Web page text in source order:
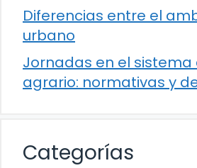
Diferencias entre el
urbano
Jornadas en el sistema
agrario: normativas y
Categorías